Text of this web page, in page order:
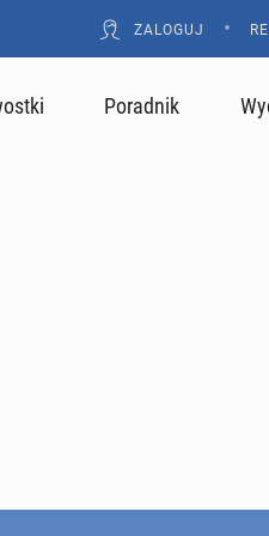
ZALOGUJ •
Poradnik